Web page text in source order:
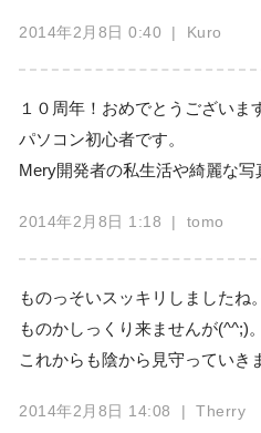
2014年2月8日 0:40 | Kuro
１０周年！おめでとうございま
パソコン初心者です。
Mery開発者の私生活や綺麗な写
2014年2月8日 1:18 | tomo
ものっそいスッキリしましたね
ものかしっくり来ませんが(^^;)。
これからも陰から見守っていき
2014年2月8日 14:08 | Therry